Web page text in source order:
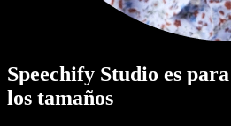
Speechify Studio es
los tamaños